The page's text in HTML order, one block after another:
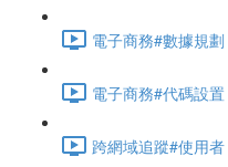
電子商務#數據規
電子商務#代碼設
跨網域追蹤#使用